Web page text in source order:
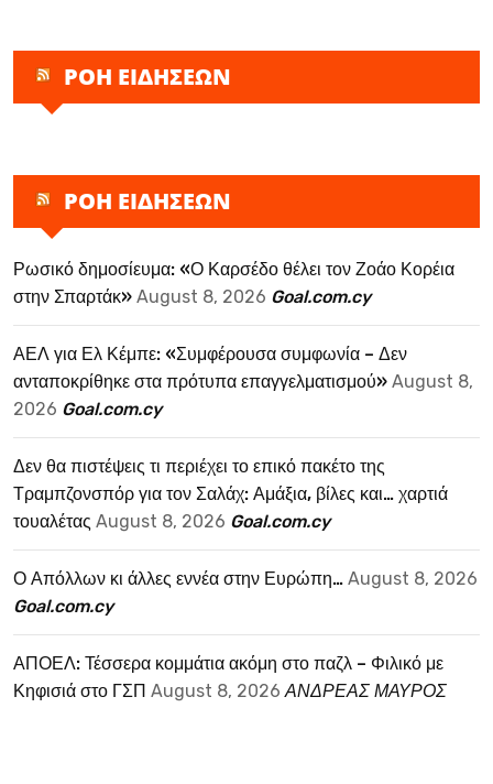
ΡΟΗ ΕΙΔΗΣΕΩΝ
ΡΟΗ ΕΙΔΗΣΕΩΝ
Ρωσικό δημοσίευμα: «Ο Καρσέδο θέλει τον Ζοάο Κορέια
στην Σπαρτάκ» August 8, 2026 Goal.com.cy
ΑΕΛ για Ελ Κέμπε: «Συμφέρουσα συμφωνία – Δεν
ανταποκρίθηκε στα πρότυπα επαγγελματισμού» August 8,
2026 Goal.com.cy
Δεν θα πιστέψεις τι περιέχει το επικό πακέτο της
Τραμπζονσπόρ για τον Σαλάχ: Αμάξια, βίλες και… χαρτιά
τουαλέτας August 8, 2026 Goal.com.cy
Ο Απόλλων κι άλλες εννέα στην Ευρώπη… August 8, 2026
Goal.com.cy
ΑΠΟΕΛ: Τέσσερα κομμάτια ακόμη στο παζλ – Φιλικό με
Κηφισιά στο ΓΣΠ August 8, 2026 ΑΝΔΡΕΑΣ ΜΑΥΡΟΣ